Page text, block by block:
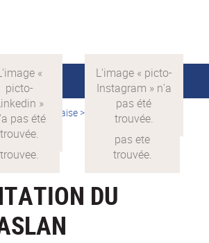
> Version française>
Qu'est-ce que le LabEx
DU